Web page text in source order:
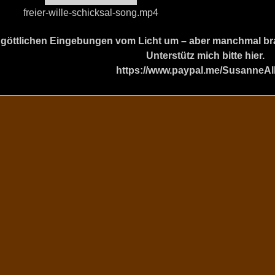
freier-wille-schicksal-song.mp4
Eingebungen vom Licht um – aber manchmal
Unterstütz mich bitte hier.
https://www.paypal.me/